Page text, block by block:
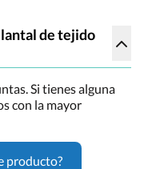
de tejido
Si tienes alguna
con la mayor
producto?